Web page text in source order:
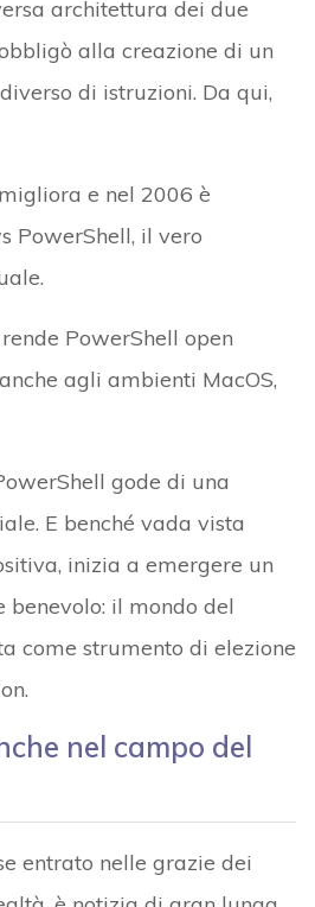
architettura dei due
alla creazione di un
di istruzioni. Da qui,
e nel 2006 è
PowerShell, il vero
PowerShell open
agli ambienti MacOS,
gode di una
E benché vada vista
inizia a emergere un
benevolo: il mondo del
come strumento di elezione
nel campo del
entrato nelle grazie dei